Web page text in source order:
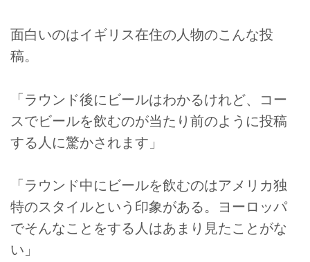
面白いのはイギリス在住の人物のこんな投
稿。
「ラウンド後にビールはわかるけれど、コー
スでビールを飲むのが当たり前のように投稿
する人に驚かされます」
「ラウンド中にビールを飲むのはアメリカ独
特のスタイルという印象がある。ヨーロッパ
でそんなことをする人はあまり見たことがな
い」